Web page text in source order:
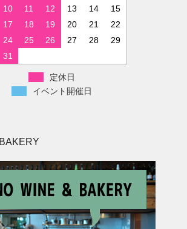
10 11 12 13 14
15
17 18 19 20 21
22
24 25 26 27 28
29
31
定休日
イベント開催日